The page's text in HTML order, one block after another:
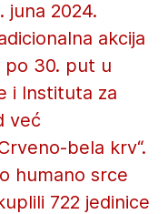
juna 2024.
akcija
po 30. put u
i Instituta za
već
bela krv“.
humano srce
722 jedinice